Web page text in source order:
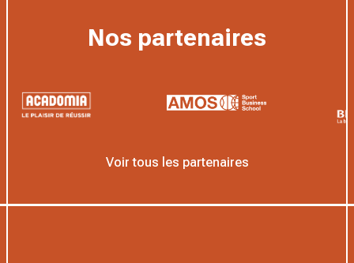
Nos partenaires
Voir tous les partenaires